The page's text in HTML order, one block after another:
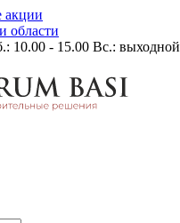
акции
области
10.00 - 15.00 Вс.: выходной